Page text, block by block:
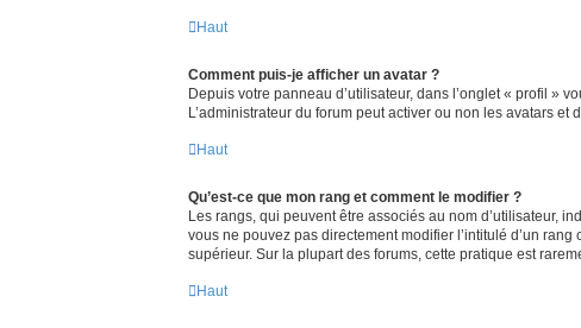
Haut
Comment puis-je afficher un avatar ?
Depuis votre panneau d’utilisateur, dans l’onglet « profil »
L’administrateur du forum peut activer ou non les avatars
Haut
Qu’est-ce que mon rang et comment le modifier ?
Les rangs, qui peuvent être associés au nom d’utilisateur,
vous ne pouvez pas directement modifier l’intitulé d’un
supérieur. Sur la plupart des forums, cette pratique est
Haut